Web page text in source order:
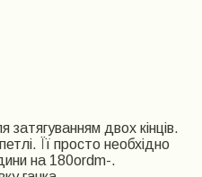
двох кінців.
Її просто необхідно
на 180ordm-.